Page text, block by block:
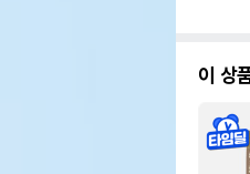
이 상